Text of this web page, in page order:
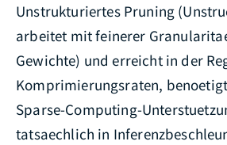
Unstrukturiertes Pruning
arbeitet mit feinerer
Gewichte) und erreicht in der
Komprimierungsraten,
Sparse-Computing-
tatsaechlich in